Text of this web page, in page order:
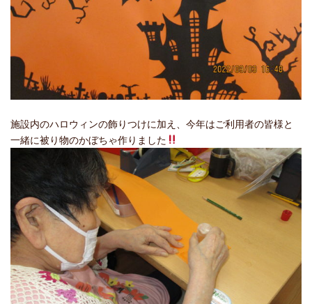
施設内のハロウィンの飾りつけに加え、今年はご利用者の皆様と
一緒に被り物のかぼちゃ作りました